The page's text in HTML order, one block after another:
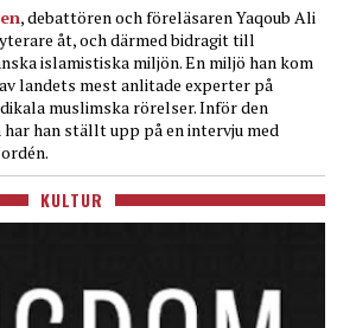
, debattören och föreläsaren Yaqoub Ali
åt, och därmed bidragit till
islamistiska miljön. En miljö han kom
landets mest anlitade experter på
muslimska rörelser. Inför den
han ställt upp på en intervju med
KULTUR